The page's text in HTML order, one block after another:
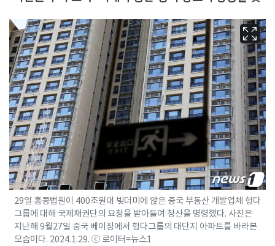
29일 홍콩법원이 400조원대 빚더미에 앉은 중국 부동산 개발업체 헝다
그룹에 대해 국제채권단의 요청을 받아들여 청산을 명령했다. 사진은
지난해 9월27일 중국 베이징에서 헝다그룹의 대단지 아파트를 바라본
모습이다. 2024.1.29. ⓒ 로이터=뉴스1